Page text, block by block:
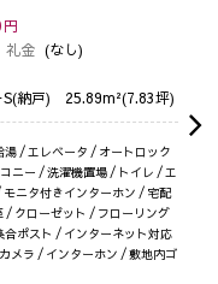
円
礼金 (なし)
納戸) 25.89m²(7.83坪)
/ エレベータ / オートロック
ニー / 洗濯機置場 / トイレ / エ
ニタ付きインターホン / 宅配
/ クローゼット / フローリング
ポスト / インターネット対応
メラ / インターホン / 敷地内ゴ